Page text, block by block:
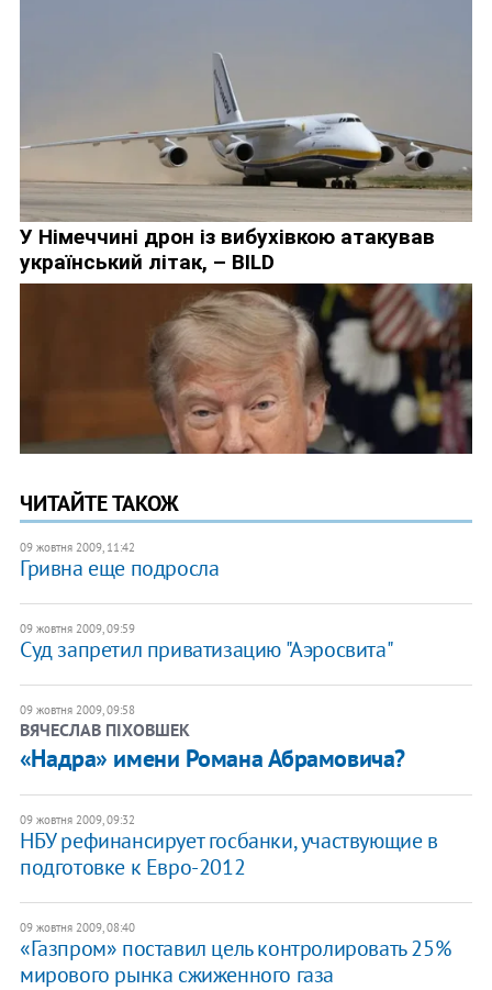
ЧИТАЙТЕ ТАКОЖ
09 жовтня 2009, 11:42
Гривна еще подросла
09 жовтня 2009, 09:59
Суд запретил приватизацию "Аэросвита"
09 жовтня 2009, 09:58
ВЯЧЕСЛАВ ПІХОВШЕК
«Надра» имени Романа Абрамовича?
09 жовтня 2009, 09:32
НБУ рефинансирует госбанки, участвующие в
подготовке к Евро-2012
09 жовтня 2009, 08:40
«Газпром» поставил цель контролировать 25%
мирового рынка сжиженного газа